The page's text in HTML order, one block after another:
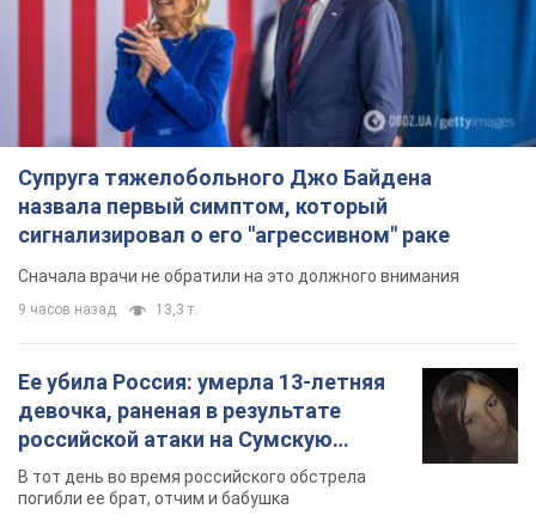
Супруга тяжелобольного Джо Байдена
назвала первый симптом, который
сигнализировал о его "агрессивном" раке
Сначала врачи не обратили на это должного внимания
9 часов назад 13,3 т.
Ее убила Россия: умерла 13-летняя
девочка, раненая в результате
российской атаки на Сумскую
область. Фото
В тот день во время российского обстрела
погибли ее брат, отчим и бабушка